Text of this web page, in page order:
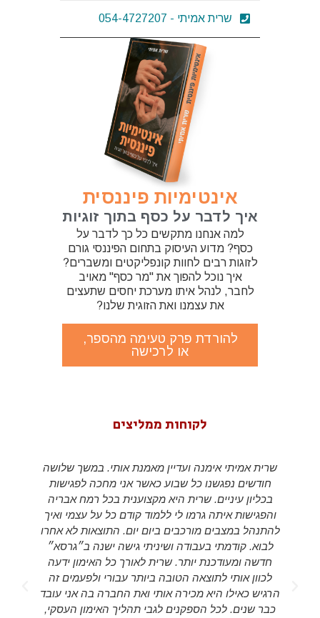
שרית אמיתי - 054-4727207
אינטימיות פיננסית
איך לדבר על כסף בתוך זוגיות
למה אנחנו מתקשים כל כך לדבר על
כסף? מדוע העיסוק בתחום הפיננסי גורם
לזוגות רבים לחוות קונפליקטים ומשברים?
איך נוכל להפוך את "מר כסף" מאויב
לחבר, לנהל איתו מערכת יחסים שתעצים
את עצמנו ואת הזוגית שלנו?
להורדת פרק טעימה מהספר,
או לרכישה
לקוחות ממליצים
שרית אמיתי אימנה ועדיין מאמנת אותי. במשך שלושה
חודשים נפגשנו כל שבוע כאשר אני מחכה לפגישות
בכליון עיניים. שרית היא מקצוענית בכל רמח אבריה
והפגישות איתה גרמו לי ללמוד קודם כל על עצמי ואיך
להתנהל במצבים מורכבים ביום יום. התוצאות לא אחרו
לבוא. קודמתי בעבודה ושיניתי גישה ישנה ב״גרסא״
חדשה ומעודכנת יותר. שרית לאורך כל האימון ידעה
לכוון אותי לתוצאה הטובה ביותר עבורי ולפעמים זה
הרגיש כאילו היא מכירה אותי ואת החברה בה אני עובד
כבר שנים. לכל הספקנים לגבי תהליך האימון העסקי,